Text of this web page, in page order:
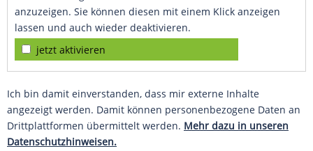
anzuzeigen. Sie können diesen mit einem Klick anzeigen
lassen und auch wieder deaktivieren.
jetzt aktivieren
Ich bin damit einverstanden, dass mir externe Inhalte
angezeigt werden. Damit können personenbezogene Daten an
Drittplattformen übermittelt werden. Mehr dazu in unseren
Datenschutzhinweisen.